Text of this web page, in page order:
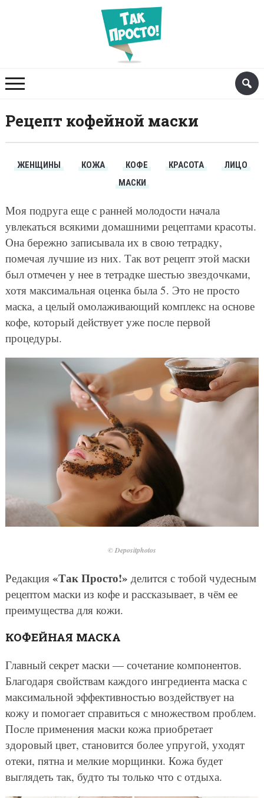
Рецепт кофейной маски
ЖЕНЩИНЫ КОЖА КОФЕ КРАСОТА
ЛИЦО
МАСКИ
Моя подруга еще с ранней молодости начала
увлекаться всякими домашними рецептами красоты.
Она бережно записывала их в свою тетрадку,
помечая лучшие из них. Так вот рецепт этой маски
был отмечен у нее в тетрадке шестью звездочками,
хотя максимальная оценка была 5. Это не просто
маска, а целый омолаживающий комплекс на основе
кофе, который действует уже после первой
процедуры.
© Depositphotos
Редакция «Так Просто!» делится с тобой чудесным
рецептом маски из кофе и рассказывает, в чём ее
преимущества для кожи.
КОФЕЙНАЯ МАСКА
Главный секрет маски — сочетание компонентов.
Благодаря свойствам каждого ингредиента маска с
максимальной эффективностью воздействует на
кожу и помогает справиться с множеством проблем.
После применения маски кожа приобретает
здоровый цвет, становится более упругой, уходят
отеки, пятна и мелкие морщинки. Кожа будет
выглядеть так, будто ты только что с отдыха.